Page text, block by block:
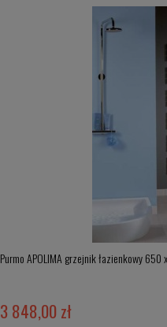
Purmo APOLIMA grzejnik łazienkowy
3 848,00 zł